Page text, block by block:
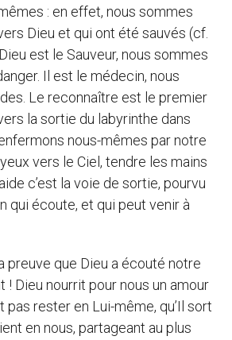
: en effet, nous sommes
Dieu et qui ont été sauvés (cf.
est le Sauveur, nous sommes
Il est le médecin, nous
Le reconnaître est le premier
la sortie du labyrinthe dans
nous-mêmes par notre
vers le Ciel, tendre les mains
c’est la voie de sortie, pourvu
qui écoute, et qui peut venir à
preuve que Dieu a écouté notre
! Dieu nourrit pour nous un amour
pas rester en Lui-même, qu’Il sort
en nous, partageant au plus